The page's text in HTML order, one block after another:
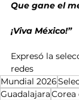
Que gane el
¡Viva México!”
Expresó la
redes
Mundial 2026
GuadalajaraCorea